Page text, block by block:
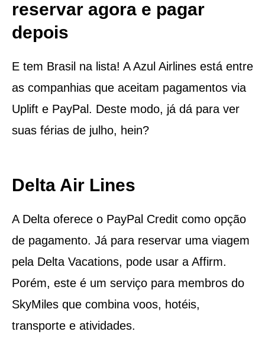
reservar agora e pagar
depois
E tem Brasil na lista! A Azul Airlines está entre
as companhias que aceitam pagamentos via
Uplift e PayPal. Deste modo, já dá para ver
suas férias de julho, hein?
Delta Air Lines
A Delta oferece o PayPal Credit como opção
de pagamento. Já para reservar uma viagem
pela Delta Vacations, pode usar a Affirm.
Porém, este é um serviço para membros do
SkyMiles que combina voos, hotéis,
transporte e atividades.